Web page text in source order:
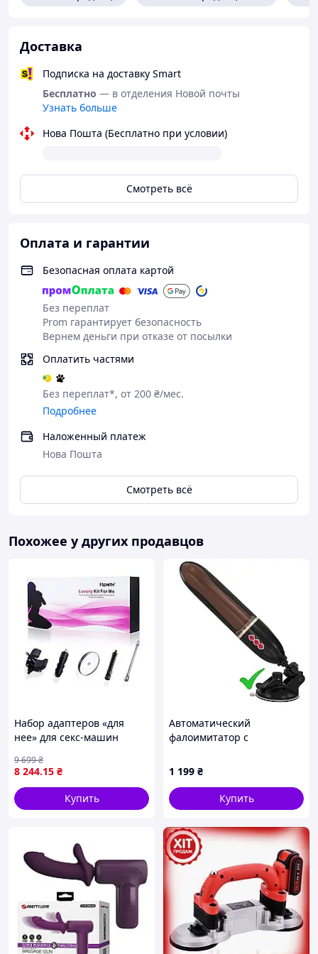
специальным очистителем. Для дополнительного
комфорта рекомендуется использовать
лубриканты на водной основе.
Переведено с помощью DeepL.com (бесплатная
версия)
Доставка
Подписка на доставку Smart
Бесплатно — в отделения Новой почты
Узнать больше
Нова Пошта (Бесплатно при условии)
Смотреть всё
Оплата и гарантии
Безопасная оплата картой
Без переплат
Prom гарантирует безопасность
Вернем деньги при отказе от посылки
Оплатить частями
Без переплат*, от 200 ₴/мес.
Подробнее
Наложенный платеж
Нова Пошта
Смотреть всё
Похожее у других продавцов
Набор адаптеров «для
нее» для секс-машин
for Her
8 244.15 ₴
9 699₴
Купить
Автоматический
фалоимитатор с
магнитная зарядка
1 199 ₴
Купить